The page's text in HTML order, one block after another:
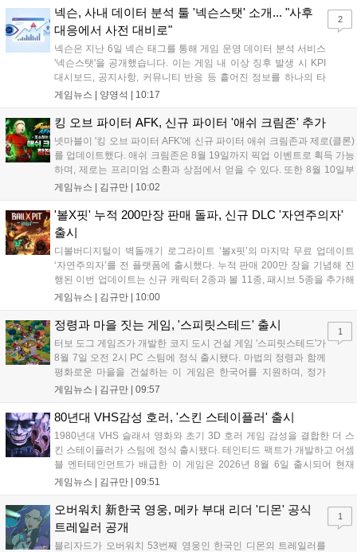
이번 업데이트를 통해 어둠 속 서큐버스...
넥슨, 사내 데이터 분석 툴 '넥슨스탯' 소개... "사후
대응에서 사전 대비로"
넥슨은 지난 6일 넥슨 태그를 통해 게임 운영 데이터 분석 서비스
'넥슨스탯'을 공개했습니다. 이는 게임 내 이상 징후 발생 시 KPI
대시보드, 공지사항, 커뮤니티 반응 등 흩어진 정보를 하나의 타
임라인에 연결해 원인을 빠르게 파악하도록 돕는 관제 허브입니
중심의 운영 방식을 사전 대비 체계로 전환하며 데이터 기반의 효
게임뉴스 | 양영석 | 10:17
2
킹 오브 파이터 AFK, 신규 파이터 '애쉬 크림존' 추가
넷마블이 '킹 오브 파이터 AFK'에 신규 파이터 애쉬 크림존과 제로(클론)
를 업데이트했다. 애쉬 크림존은 8월 19일까지 픽업 이벤트로 획득 가능
하며, 제로는 프리미엄 소환과 상점에서 얻을 수 있다. 또한 8월 10일부
터 14일까지 럭키 엘피 이벤트로 론을, 13일부터 26일까지 트로피칼 아
로 전략적 전투의 재미가 더욱 강화될 것으로 기대된다....
게임뉴스 | 김규만 | 10:02
'볼X핏' 누적 200만장 판매 돌파, 신규 DLC '자연주의자'
출시
디볼버디지털이 벽돌깨기 로그라이트 ‘볼x핏’의 마지막 무료 업데이트
‘자연주의자’를 전 플랫폼에 출시했다. 누적 판매 200만 장을 기념해 진
행된 이번 업데이트는 신규 캐릭터 2종과 볼 11종, 패시브 5종을 추가해
전략적 재미를 높였다. 게임은 PC와 콘솔, 모바일에서 한글판으로 즐길
라고 밝혀 향후 행보에 기대감을 모으고 있다. 상세 정보는 공식 홈페이
게임뉴스 | 김규만 | 10:00
정령과 마을 짓는 게임, '스피릿스테드' 출시
터보 도그 게임즈가 개발한 코지 도시 건설 게임 '스피릿스테드'가
8월 7일 오전 2시 PC 스팀에 정식 출시됐다. 마법의 정령과 함께
평화로운 마을을 건설하는 이 게임은 한국어를 지원하며, 정가
10,700원에서 10% 할인된 9,630원에 판매된다. 플레이어는 어
고 정령을 활용해 공동체를 성장시킬 수 있다. 따뜻한 손그림 그
모으고 있다....
게임뉴스 | 김규만 | 09:57
1
80년대 VHS감성 호러, '스킨 스테이플러' 출시
1980년대 VHS 슬래셔 영화와 초기 3D 호러 게임 감성을 결합한 더 스
킨 스테이플러가 스팀에 정식 출시됐다. 테인티드 팩트가 개발하고 어셈
블 엔터테인먼트가 배급한 이 게임은 2026년 8월 6일 출시되어 현재
15,000원에 판매 중이다. 캐리언 시티를 배경으로 연쇄살인 사건을 추적
통해 밀도 높은 공포를 선사한다....
게임뉴스 | 김규만 | 09:51
오버워치 新한국 영웅, 메카 부대 리더 '디몬' 공식
트레일러 공개
블리자드가 오버워치 53번째 영웅인 한국인 디몬의 트레일러를
1